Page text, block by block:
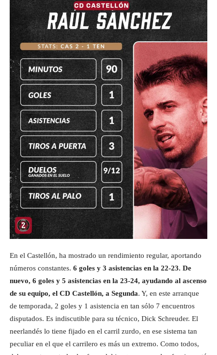
En el Castellón, ha mostrado un rendimiento regular, aportando
números constantes. 6 goles y 3 asistencias en la 22-23. De
nuevo, 6 goles y 5 asistencias en la 23-24, ayudando al ascenso
de su equipo, el CD Castellón, a Segunda. Y, en este arranque
de temporada, 2 goles y 1 asistencia en tan sólo 7 encuentros
disputados. Es indiscutible para su técnico, Dick Schreuder. El
neerlandés lo tiene fijado en el carril zurdo, en ese sistema tan
peculiar en el que el carrilero es más un extremo. Como todos,